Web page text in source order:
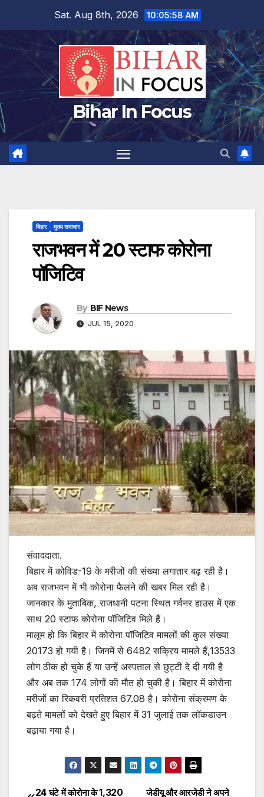
content
Sat. Aug 8th, 2026 10:05:59 AM
Bihar In Focus
बिहार मुख्य समाचार
राजभवन में 20 स्टाफ कोरोना
पॉजिटिव
By BIF News
JUL 15, 2020
संवाददाता.
बिहार में कोविड-19 के मरीजों की संख्या लगातार बढ़ रही है।
अब राजभवन में भी कोरोना फैलने की खबर मिल रही है।
जानकार के मुताबिक, राजधानी पटना स्थित गर्वनर हाउस में एक
साथ 20 स्टाफ कोरोना पॉजिटिव मिले हैं।
मालूम हो कि बिहार में कोरोना पॉजिटिव मामलों की कुल संख्या
20173 हो गयी है। जिनमें से 6482 सक्रिय मामले हैं,13533
लोग ठीक हो चुके हैं या उन्हें अस्पताल से छुट्टी दे दी गयी है
और अब तक 174 लोगों की मौत हो चुकी है। बिहार में कोरोना
मरीजों का रिकवरी प्रतिशत 67.08 है। कोरोना संक्रमण के
बढ़ते मामलों को देखते हुए बिहार में 31 जुलाई तक लॉकडाउन
बढ़ाया गया है।
जेडीयू और आरजेडी ने अपने
24 घंटे में कोरोना के 1,320